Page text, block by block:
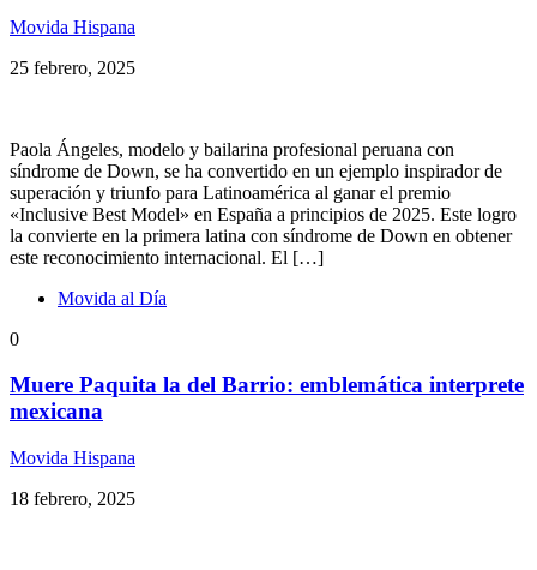
Movida Hispana
25 febrero, 2025
Paola Ángeles, modelo y bailarina profesional peruana con
síndrome de Down, se ha convertido en un ejemplo inspirador de
superación y triunfo para Latinoamérica al ganar el premio
«Inclusive Best Model» en España a principios de 2025. Este logro
la convierte en la primera latina con síndrome de Down en obtener
este reconocimiento internacional. El […]
Movida al Día
0
Muere Paquita la del Barrio: emblemática interprete
mexicana
Movida Hispana
18 febrero, 2025